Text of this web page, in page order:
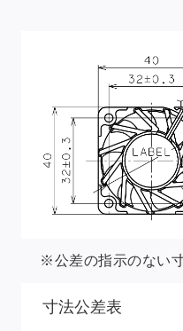
※公差の指示のない
寸法公差表